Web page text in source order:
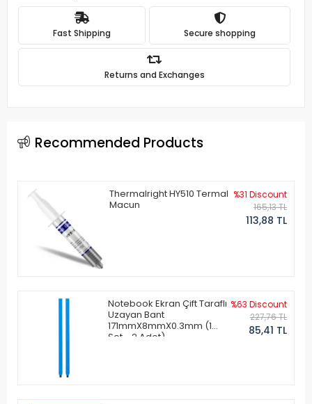
Fast Shipping Secure shopping
Returns and Exchanges
Recommended Products
Thermalright HY510 Termal
Macun
%31 Discount
165,13 TL
113,88 TL
Notebook Ekran Çift Taraflı
Uzayan Bant
171mmX8mmX0.3mm (1
Set - 2 Adet)
%63 Discount
227,76 TL
85,41 TL